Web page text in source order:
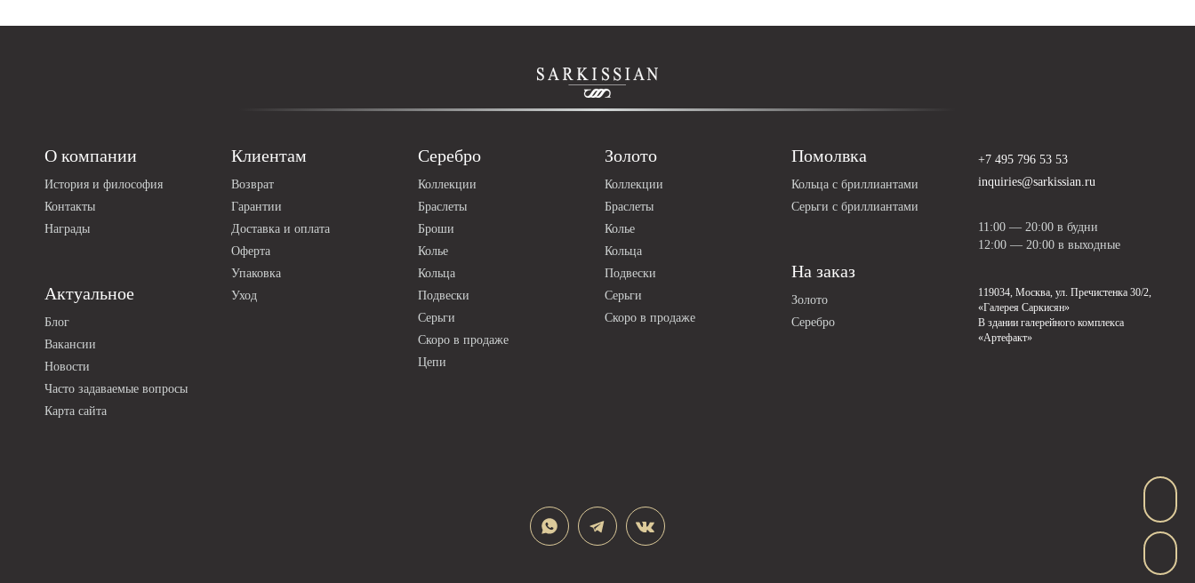
О компании
История и философия
Контакты
Награды
Актуальное
Блог
Вакансии
Новости
Часто задаваемые вопросы
Карта сайта
Клиентам
Возврат
Гарантии
Доставка и оплата
Оферта
Упаковка
Уход
Серебро
Коллекции
Браслеты
Броши
Колье
Кольца
Подвески
Серьги
Скоро в продаже
Цепи
Золото
Коллекции
Браслеты
Колье
Кольца
Подвески
Серьги
Скоро в продаже
Помолвка
Кольца с бриллиантами
Серьги с бриллиантами
На заказ
Золото
Серебро
+7 495 796 53 53
inquiries@sarkissian.ru
11:00 — 20:00 в будни
12:00 — 20:00 в выходные
119034, Москва, ул. Пречистенка 30/2,
«Галерея Саркисян»
В здании галерейного комплекса
«Артефакт»